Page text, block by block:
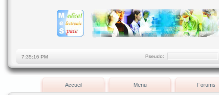
Pseudo:
Accueil Menu Forums